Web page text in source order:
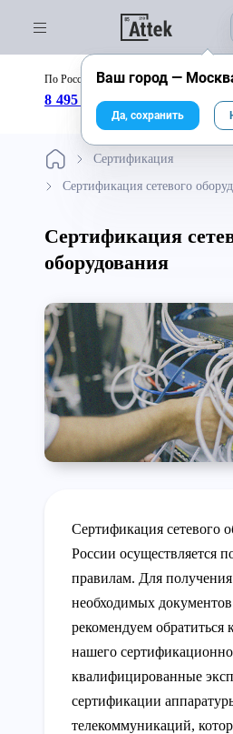
По России бесплатно:
8 495 246-04-43
Сертификация
Сертификация сетевого
Сертификация
оборудования
Сертификация сетевого
России осуществляется
правилам. Для получения
необходимых
рекомендуем обратиться
нашего
квалифицированные
сертификации
телекоммуникаций,
Ваш город —
Да, сохранить